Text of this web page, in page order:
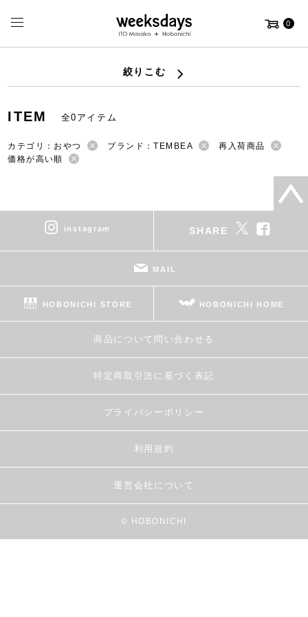
0
絞りこむ
ITEM 全0アイテム
カテゴリ：おやつ ブランド：TEMBEA
再入荷商品
価格が高い順
instagram SHARE
MAIL
HOBONICHI STORE HOBONICHI HOME
商品について問い合わせる
特定商取引法に基づく表記
プライバシーポリシー
利用規約
運営会社について
© HOBONICHI